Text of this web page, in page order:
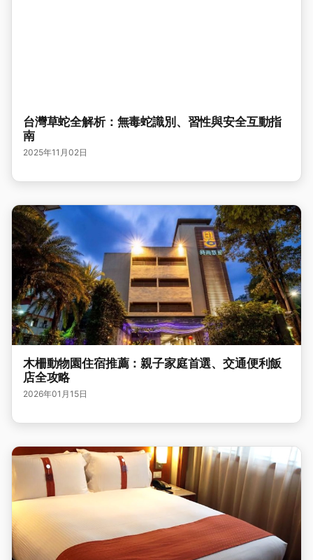
台灣草蛇全解析：無毒蛇識別、習性與安全互動指
南
2025年11月02日
木柵動物園住宿推薦：親子家庭首選、交通便利飯
店全攻略
2026年01月15日